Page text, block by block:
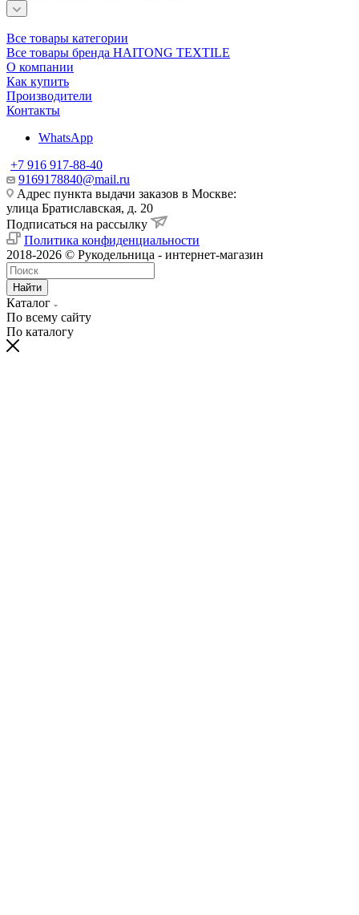
Все товары категории
Все товары бренда HAITONG TEXTILЕ
О компании
Как купить
Производители
Контакты
WhatsApp
+7 916 917-88-40
9169178840@mail.ru
Адрес пункта выдачи заказов в Москве:
улица Братиславская, д. 20
Подписаться на рассылку
Политика конфиденциальности
2018-2026 © Рукодельница - интернет-магазин
Найти
Каталог
По всему сайту
По каталогу